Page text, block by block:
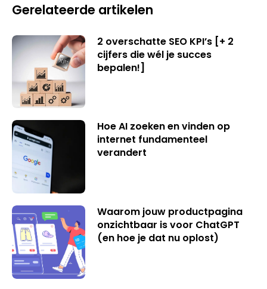
Gerelateerde artikelen
2 overschatte SEO KPI’s [+ 2
cijfers die wél je succes
bepalen!]
Hoe AI zoeken en vinden op
internet fundamenteel
verandert
Waarom jouw productpagina
onzichtbaar is voor ChatGPT
(en hoe je dat nu oplost)